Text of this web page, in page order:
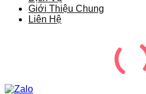
Giới Thiệu Chung
Liên Hệ